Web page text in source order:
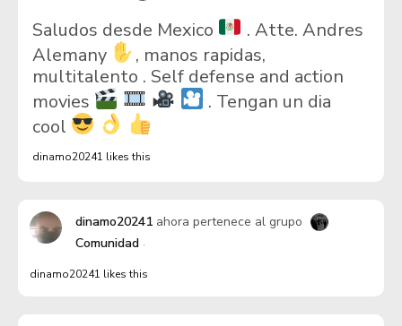
Saludos desde Mexico
. Atte. Andres
Alemany
, manos rapidas,
multitalento . Self defense and action
movies
. Tengan un dia
cool
dinamo20241 likes this
dinamo20241 ahora pertenece al grupo
Comunidad
dinamo20241 likes this